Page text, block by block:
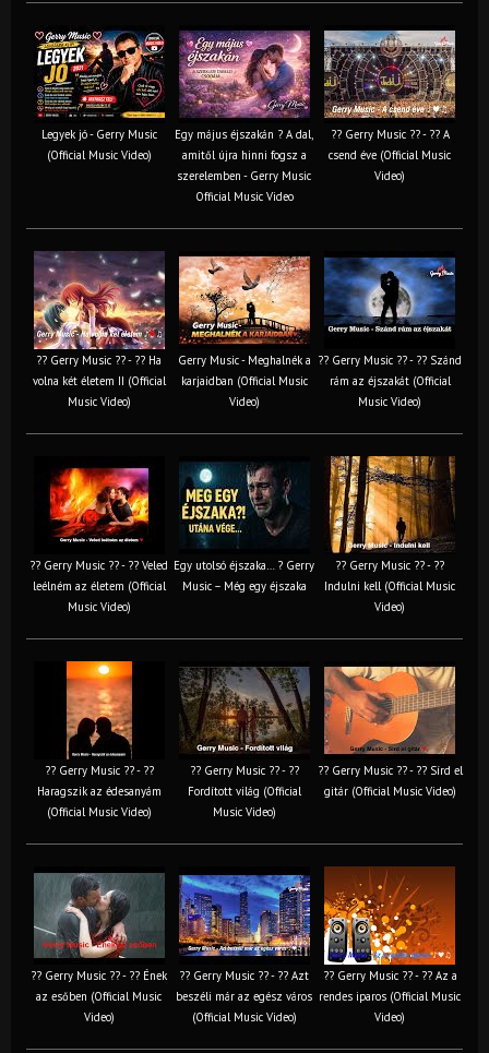
Legyek jó - Gerry Music
(Official Music Video)
Egy május éjszakán ? A dal,
amitől újra hinni fogsz a
szerelemben - Gerry Music
Official Music Video
?? Gerry Music ?? - ?? A
csend éve (Official Music
Video)
?? Gerry Music ?? - ?? Ha
volna két életem II (Official
Music Video)
Gerry Music - Meghalnék a
karjaidban (Official Music
Video)
?? Gerry Music ?? - ?? Szánd
rám az éjszakát (Official
Music Video)
?? Gerry Music ?? - ?? Veled
leélném az életem (Official
Music Video)
Egy utolsó éjszaka… ? Gerry
Music – Még egy éjszaka
?? Gerry Music ?? - ??
Indulni kell (Official Music
Video)
?? Gerry Music ?? - ??
Haragszik az édesanyám
(Official Music Video)
?? Gerry Music ?? - ??
Fordított világ (Official
Music Video)
?? Gerry Music ?? - ?? Sírd el
gitár (Official Music Video)
?? Gerry Music ?? - ?? Ének
az esőben (Official Music
Video)
?? Gerry Music ?? - ?? Azt
beszéli már az egész város
(Official Music Video)
?? Gerry Music ?? - ?? Az a
rendes iparos (Official Music
Video)